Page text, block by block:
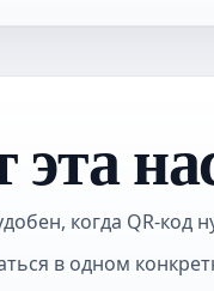
когда QR-код
в одном